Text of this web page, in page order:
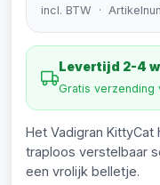
incl. BTW ·
Levertijd 2-4
Gratis verzending
Het Vadigran KittyCat
traploos verstelbaar
een vrolijk belletje.